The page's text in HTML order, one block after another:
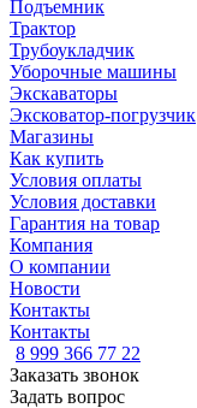
Подъемник
Трактор
Трубоукладчик
Уборочные машины
Экскаваторы
Эксковатор-погрузчик
Магазины
Как купить
Условия оплаты
Условия доставки
Гарантия на товар
Компания
О компании
Новости
Контакты
Контакты
8 999 366 77 22
Заказать звонок
Задать вопрос